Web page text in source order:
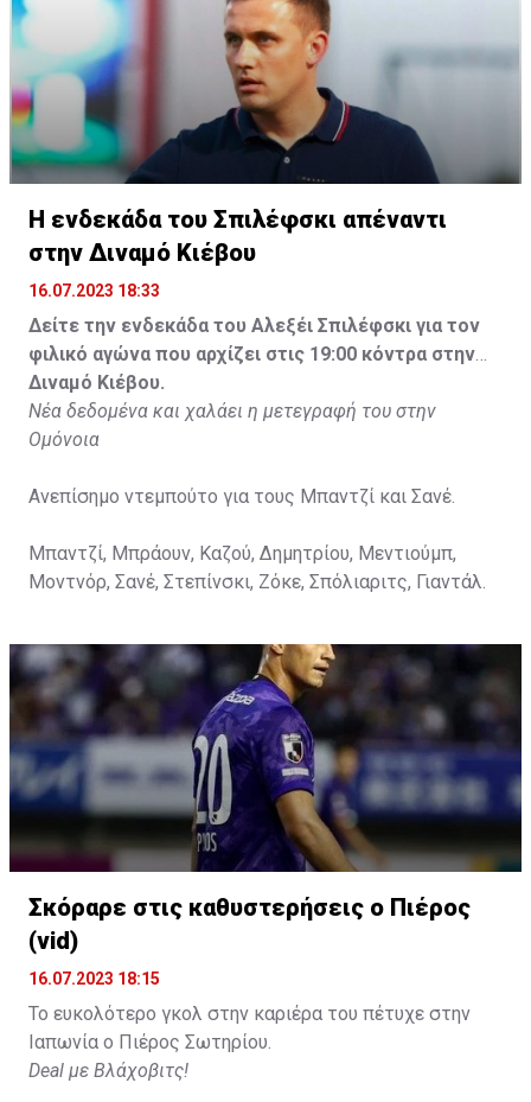
Η ενδεκάδα του Σπιλέφσκι απέναντι
στην Διναμό Κιέβου
16.07.2023 18:33
Δείτε την ενδεκάδα του Αλεξέι Σπιλέφσκι για τον
φιλικό αγώνα που αρχίζει στις 19:00 κόντρα στην
Διναμό Κιέβου.
Νέα δεδομένα και χαλάει η μετεγραφή του στην
Ομόνοια
Ανεπίσημο ντεμπούτο για τους Μπαντζί και Σανέ.
Μπαντζί, Μπράουν, Καζού, Δημητρίου, Μεντιούμπ,
Μοντνόρ, Σανέ, Στεπίνσκι, Ζόκε, Σπόλιαριτς, Γιαντάλ.
Σκόραρε στις καθυστερήσεις ο Πιέρος
(vid)
16.07.2023 18:15
Το ευκολότερο γκολ στην καριέρα του πέτυχε στην
Ιαπωνία ο Πιέρος Σωτηρίου.
Deal με Βλάχοβιτς!